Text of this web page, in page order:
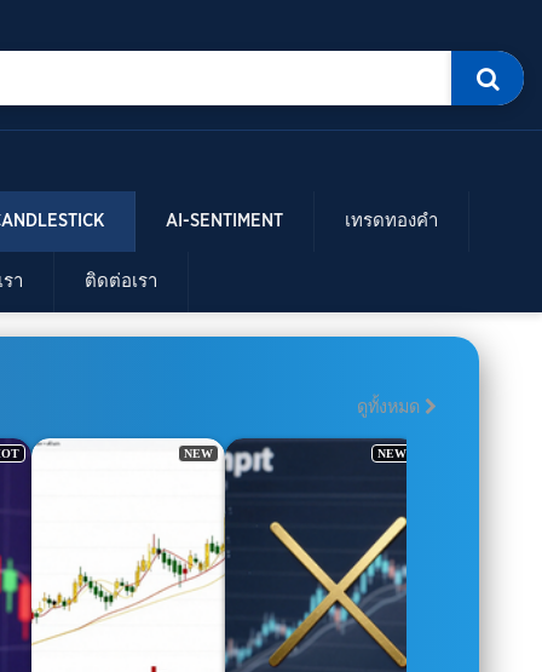
AI-SENTIMENT เทรดทองคำ
รา ติดต่อเรา
ดูทั้งหมด
NEW NEW